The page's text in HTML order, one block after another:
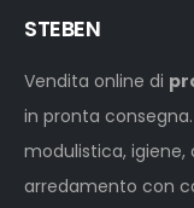
STEBEN
Vendita online di
in pronta
modulistica,
arredamento con